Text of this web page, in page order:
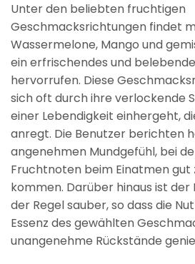
Unter den beliebten fruchtigen
Geschmacksrichtungen findet
Wassermelone, Mango und
ein erfrischendes und
hervorrufen. Diese
sich oft durch ihre verlockende
einer Lebendigkeit einhergeht,
anregt. Die Benutzer berichten
angenehmen Mundgefühl, bei
Fruchtnoten beim Einatmen gut
kommen. Darüber hinaus ist
der Regel sauber, so dass die
Essenz des gewählten
unangenehme Rückstände